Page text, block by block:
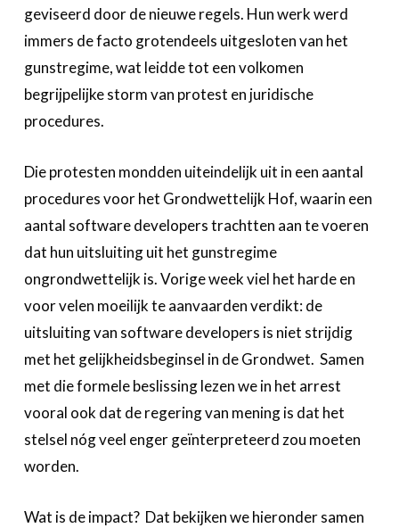
geviseerd door de nieuwe regels. Hun werk werd
immers de facto grotendeels uitgesloten van het
gunstregime, wat leidde tot een volkomen
begrijpelijke storm van protest en juridische
procedures.
Die protesten mondden uiteindelijk uit in een aantal
procedures voor het Grondwettelijk Hof, waarin een
aantal software developers trachtten aan te voeren
dat hun uitsluiting uit het gunstregime
ongrondwettelijk is. Vorige week viel het harde en
voor velen moeilijk te aanvaarden verdikt: de
uitsluiting van software developers is niet strijdig
met het gelijkheidsbeginsel in de Grondwet. Samen
met die formele beslissing lezen we in het arrest
vooral ook dat de regering van mening is dat het
stelsel nóg veel enger geïnterpreteerd zou moeten
worden.
Wat is de impact? Dat bekijken we hieronder samen